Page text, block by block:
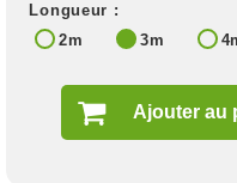
Longueur :
2m
3m
Ajouter au